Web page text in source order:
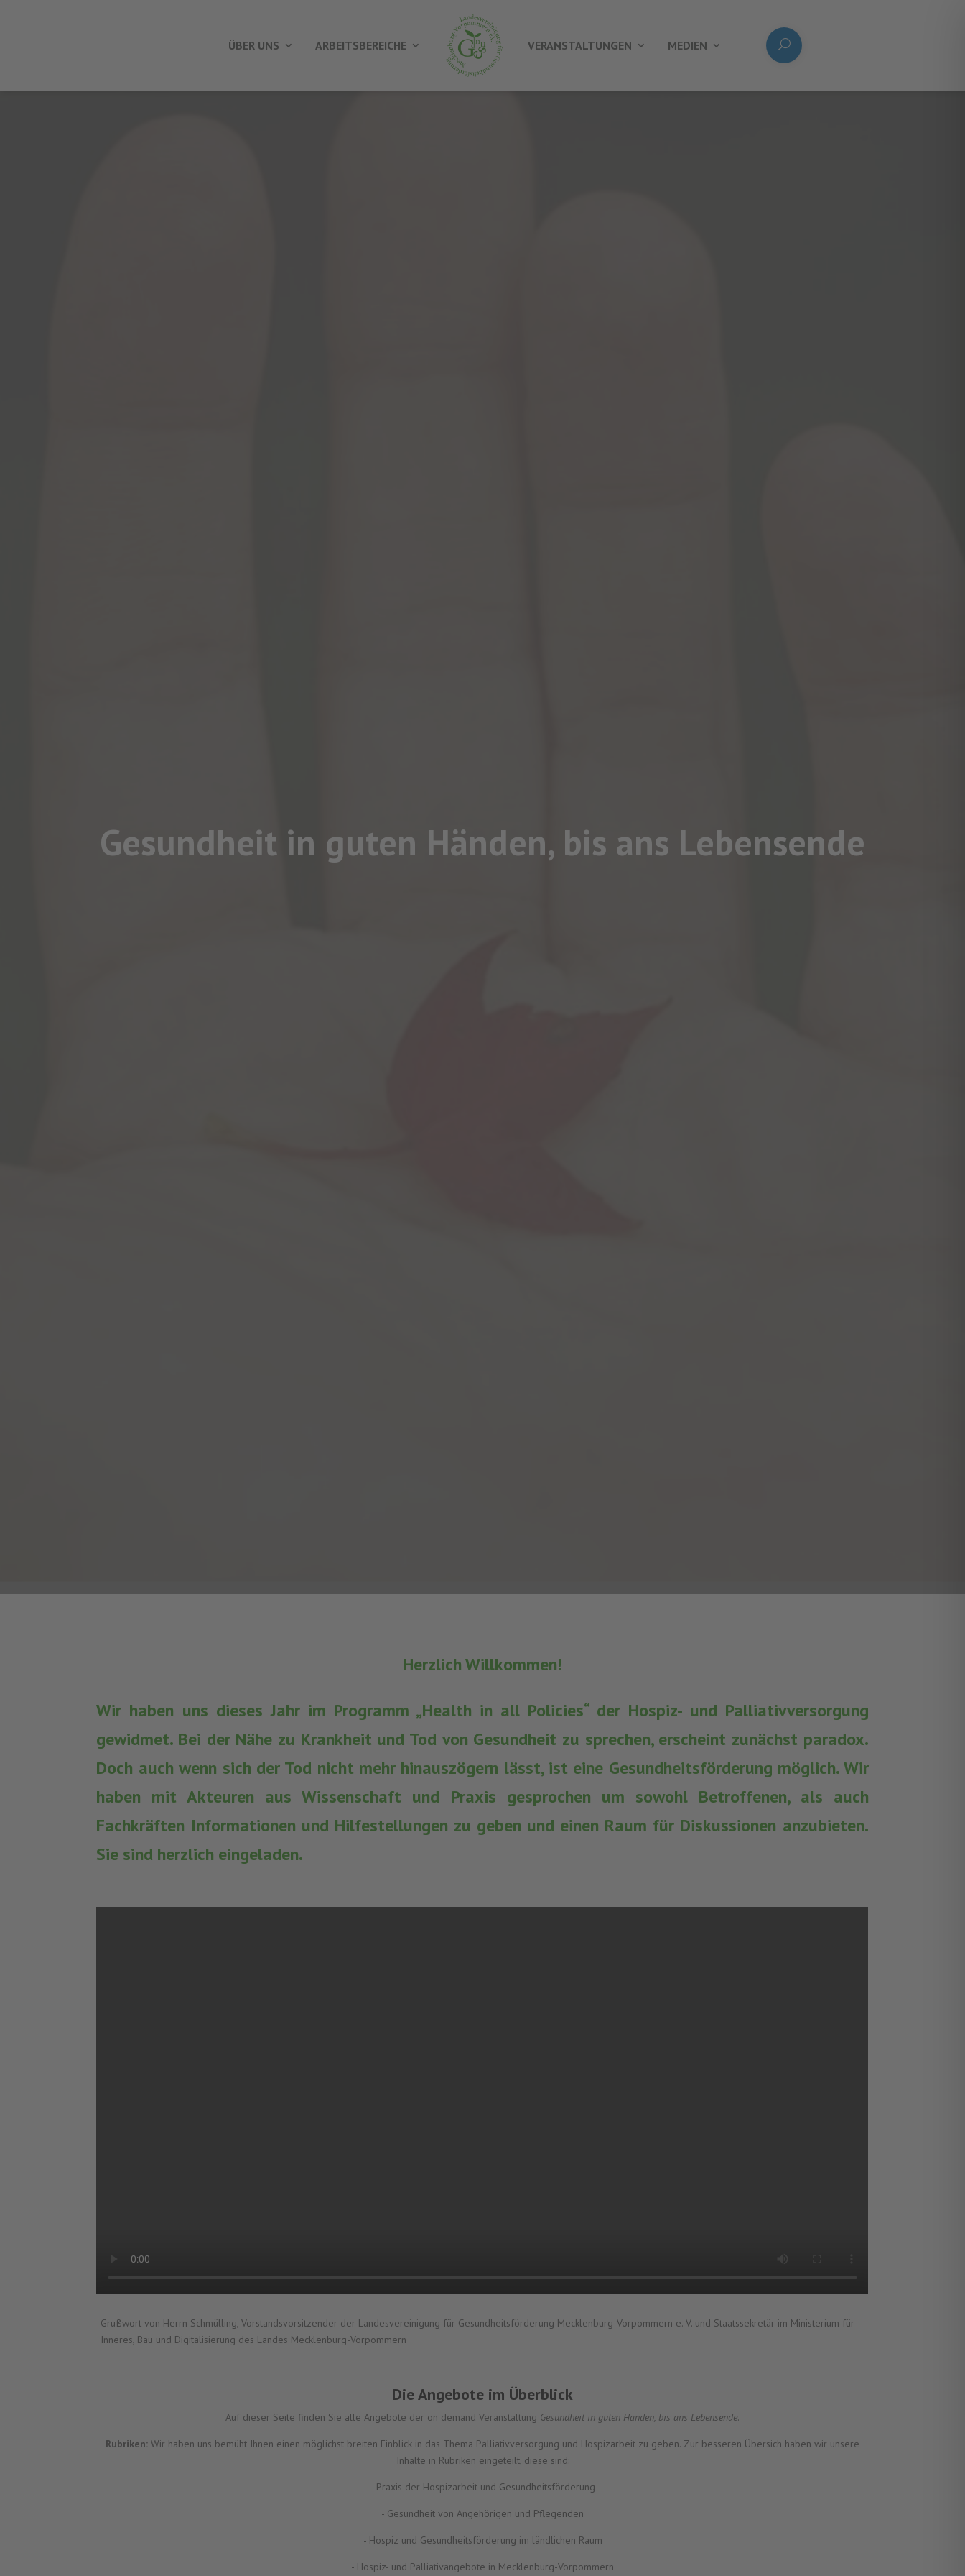
ÜBER UNS ARBEITSBEREICHE VERANSTALTUNGEN MEDIEN
Gesundheit in guten Händen, bis ans Lebensende
Herzlich Willkommen!
Wir haben uns dieses Jahr im Programm „Health in all Policies“ der Hospiz- und Palliativversorgung
gewidmet. Bei der Nähe zu Krankheit und Tod von Gesundheit zu sprechen, erscheint zunächst paradox.
Doch auch wenn sich der Tod nicht mehr hinauszögern lässt, ist eine Gesundheitsförderung möglich. Wir
haben mit Akteuren aus Wissenschaft und Praxis gesprochen um sowohl Betroffenen, als auch
Fachkräften Informationen und Hilfestellungen zu geben und einen Raum für Diskussionen anzubieten.
Sie sind herzlich eingeladen.
Grußwort von Herrn Schmülling, Vorstandsvorsitzender der Landesvereinigung für Gesundheitsförderung Mecklenburg-Vorpommern e. V. und Staatssekretär im Ministerium für
Inneres, Bau und Digitalisierung des Landes Mecklenburg-Vorpommern
Die Angebote im Überblick
Auf dieser Seite finden Sie alle Angebote der on demand Veranstaltung Gesundheit in guten Händen, bis ans Lebensende.
Rubriken: Wir haben uns bemüht Ihnen einen möglichst breiten Einblick in das Thema Palliativversorgung und Hospizarbeit zu geben. Zur besseren Übersich haben wir unsere
Inhalte in Rubriken eingeteilt, diese sind:
- Praxis der Hospizarbeit und Gesundheitsförderung
- Gesundheit von Angehörigen und Pflegenden
- Hospiz und Gesundheitsförderung im ländlichen Raum
- Hospiz- und Palliativangebote in Mecklenburg-Vorpommern